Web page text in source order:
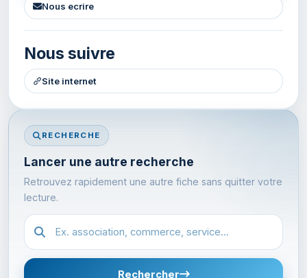
Nous ecrire
Nous suivre
Site internet
RECHERCHE
Lancer une autre recherche
Retrouvez rapidement une autre fiche sans quitter votre
lecture.
Recherche dans l'annuaire
Rechercher